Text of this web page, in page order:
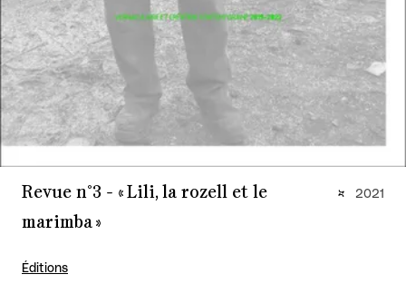
Revue n°3 - « Lili, la rozell et le
marimba »
Éditions
2021